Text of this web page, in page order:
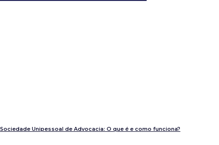
Sociedade Unipessoal de Advocacia: O que é e como funciona?